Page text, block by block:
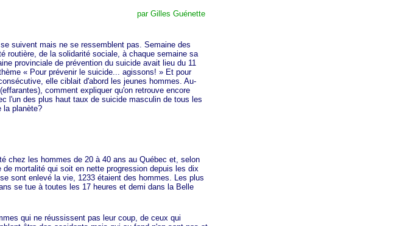
par Gilles Guénette
suivent mais ne se ressemblent pas. Semaine des
routière, de la solidarité sociale, à chaque semaine sa
provinciale de prévention du suicide avait lieu du 11
« Pourprévenir le suicide... agissons! »Et pour
elle ciblait d'abord les jeunes hommes. Au-
comment expliquer qu'on retrouve encore
l'un des plus haut taux de suicide masculin de tous les
la planète?
les hommes de 20 à 40 ans au Québec et, selon
mortalité qui soit en nette progression depuis les dix
sont enlevé la vie, 1233 étaient des hommes. Les plus
se tue à toutes les 17 heures et demi dans la Belle
qui ne réussissent pas leur coup, de ceux qui